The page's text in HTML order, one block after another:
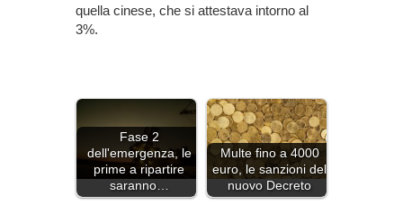
quella cinese, che si attestava intorno al
3%.
Fase 2
dell'emergenza, le
prime a ripartire
saranno…
Multe fino a 4000
euro, le sanzioni del
nuovo Decreto